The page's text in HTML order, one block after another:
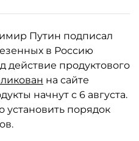
Путин подписал
в Россию
действие продуктового
на сайте
начнут с 6 августа.
установить порядок